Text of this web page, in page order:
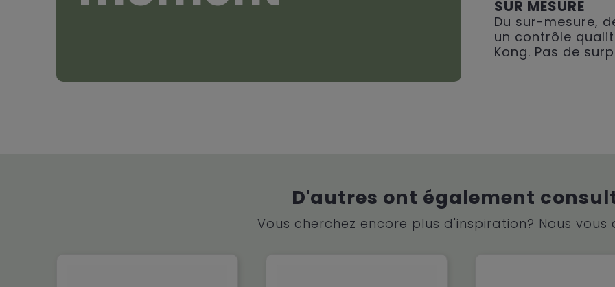
SUR MESURE
Du sur-mesure,
un contrôle
Kong. Pas de
D'autres ont également
Vous cherchez encore plus d'inspiration? Nous vous